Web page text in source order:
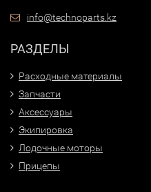
info@technoparts.kz
РАЗДЕЛЫ
Расходные материалы
Запчасти
Аксессуары
Экипировка
Лодочные моторы
Прицепы